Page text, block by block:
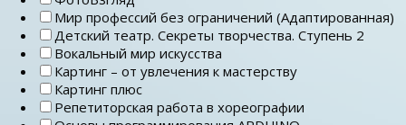
Мир профессий без ограничений (Адаптированная)
Детский театр. Секреты творчества. Ступень 2
Вокальный мир искусства
Картинг – от увлечения к мастерству
Картинг плюс
Репетиторская работа в хореографии